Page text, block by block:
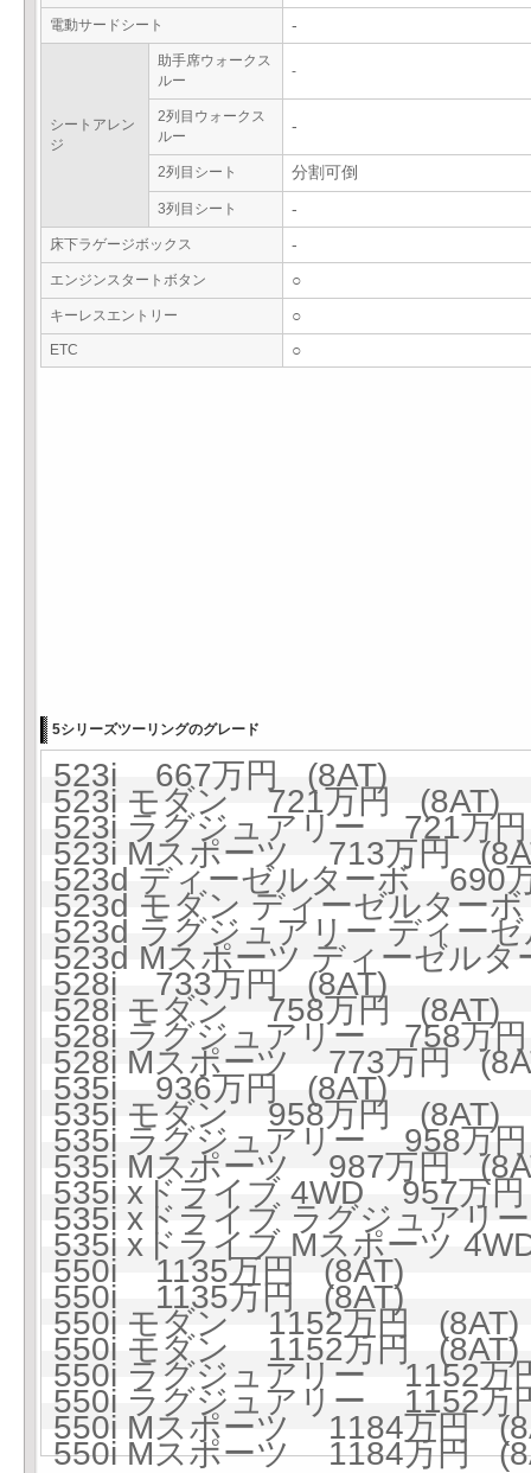
電動サードシート -
シートアレン
ジ
助手席ウォークス
ルー
-
2列目ウォークス
ルー
-
2列目シート 分割可倒
3列目シート -
床下ラゲージボックス -
エンジンスタートボタン ○
キーレスエントリー ○
ETC ○
5シリーズツーリングのグレード
523i 667万円 (8AT)
523i モダン 721万円 (8AT)
523i ラグジュアリー 721万
523i Mスポーツ 713万円
523d ディーゼルターボ 690
523d モダン ディーゼルター
523d ラグジュアリー ディー
523d Mスポーツ ディーゼル
528i 733万円 (8AT)
528i モダン 758万円 (8AT)
528i ラグジュアリー 758万
528i Mスポーツ 773万円
535i 936万円 (8AT)
535i モダン 958万円 (8AT)
535i ラグジュアリー 958万
535i Mスポーツ 987万円
535i xドライブ 4WD 957万
535i xドライブ ラグジュア
535i xドライブ Mスポーツ
550i 1135万円 (8AT)
550i 1135万円 (8AT)
550i モダン 1152万円 (8AT)
550i モダン 1152万円 (8AT)
550i ラグジュアリー 1152万
550i ラグジュアリー 1152万
550i Mスポーツ 1184万円
550i Mスポーツ 1184万円